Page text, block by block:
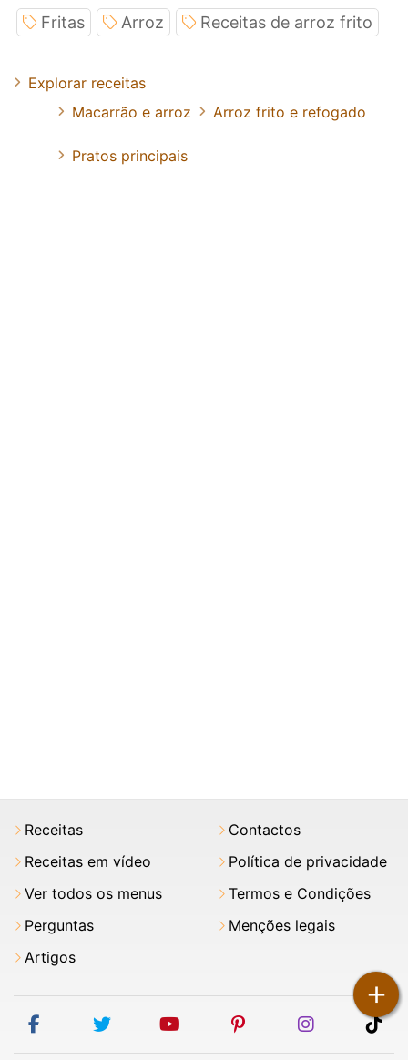
+
Fritas Arroz Receitas de arroz frito
Explorar receitas
Macarrão e arroz
Arroz frito e refogado
Pratos principais
Receitas
Receitas em vídeo
Ver todos os menus
Perguntas
Artigos
Contactos
Política de privacidade
Termos e Condições
Menções legais
facebooktwitter youtubepinterestinstagram